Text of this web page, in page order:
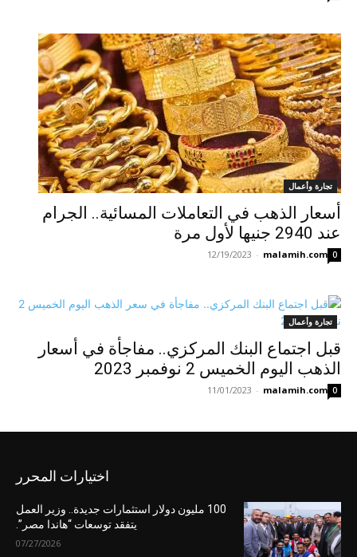
تجارة وأعمال
أسعار الذهب في التعاملات المسائية.. الجرام
عند 2940 جنيها لأول مرة
malamih.com
-
12/19/2023 0
تجارة وأعمال
قبل اجتماع البنك المركزي.. مفاجأة في أسعار
الذهب اليوم الخميس 2 نوفمبر 2023
malamih.com
-
11/01/2023 0
اختيارات المحرر
100 مليون دولار استثمارات جديدة.. وزير العمل
يتفقد توسعات “هاندا مصر”.
07/27/2026